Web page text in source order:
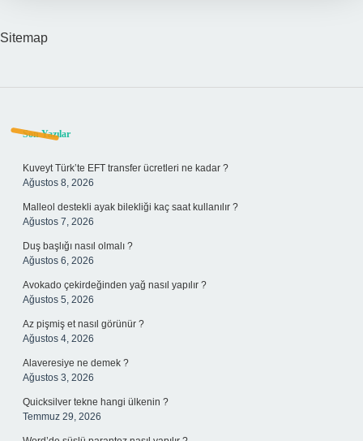
Sitemap
Sidebar
Son Yazılar
Kuveyt Türk’te EFT transfer ücretleri ne kadar ?
Ağustos 8, 2026
Malleol destekli ayak bilekliği kaç saat kullanılır ?
Ağustos 7, 2026
Duş başlığı nasıl olmalı ?
Ağustos 6, 2026
Avokado çekirdeğinden yağ nasıl yapılır ?
Ağustos 5, 2026
Az pişmiş et nasıl görünür ?
Ağustos 4, 2026
Alaveresiye ne demek ?
Ağustos 3, 2026
Quicksilver tekne hangi ülkenin ?
Temmuz 29, 2026